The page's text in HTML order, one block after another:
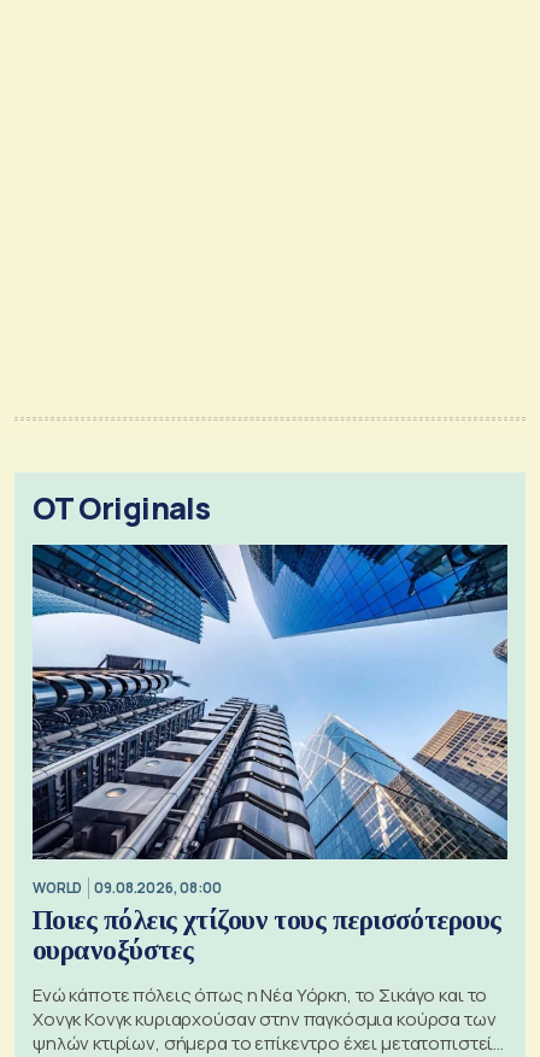
OT Originals
WORLD 09.08.2026, 08:00
Ποιες πόλεις χτίζουν τους περισσότερους
ουρανοξύστες
Ενώ κάποτε πόλεις όπως η Νέα Υόρκη, το Σικάγο και το
Χονγκ Κονγκ κυριαρχούσαν στην παγκόσμια κούρσα των
ψηλών κτιρίων, σήμερα το επίκεντρο έχει μετατοπιστεί